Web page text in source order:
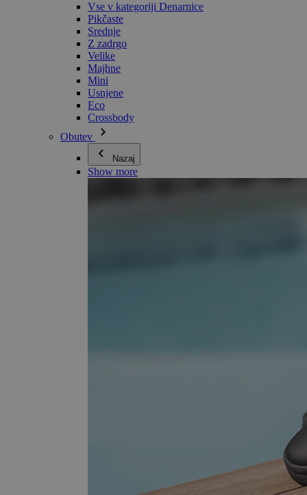
Vse v kategoriji Denarnice
Pikčaste
Srednje
Z zadrgo
Velike
Majhne
Mini
Usnjene
Eco
Crossbody
Obutev
Nazaj
Show more